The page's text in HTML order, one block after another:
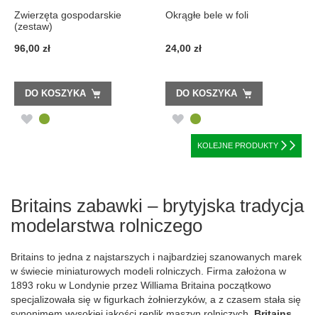
Zwierzęta gospodarskie
(zestaw)
96,00 zł
DO KOSZYKA
DODAJ
Okrągłe bele w foli
24,00 zł
DO KOSZYKA
DODAJ
DOKOLEJNE PRODUKTY
Britains zabawki – brytyjska tradycja
modelarstwa rolniczego
Britains to jedna z najstarszych i najbardziej szanowanych marek
w świecie miniaturowych modeli rolniczych. Firma założona w
1893 roku w Londynie przez Williama Britaina początkowo
specjalizowała się w figurkach żołnierzyków, a z czasem stała się